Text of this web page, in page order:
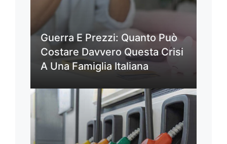
Guerra E Prezzi: Quanto Può
Costare Davvero Questa Crisi
A Una Famiglia Italiana